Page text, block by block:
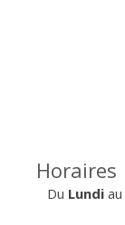
Horaires
Du Lundi au